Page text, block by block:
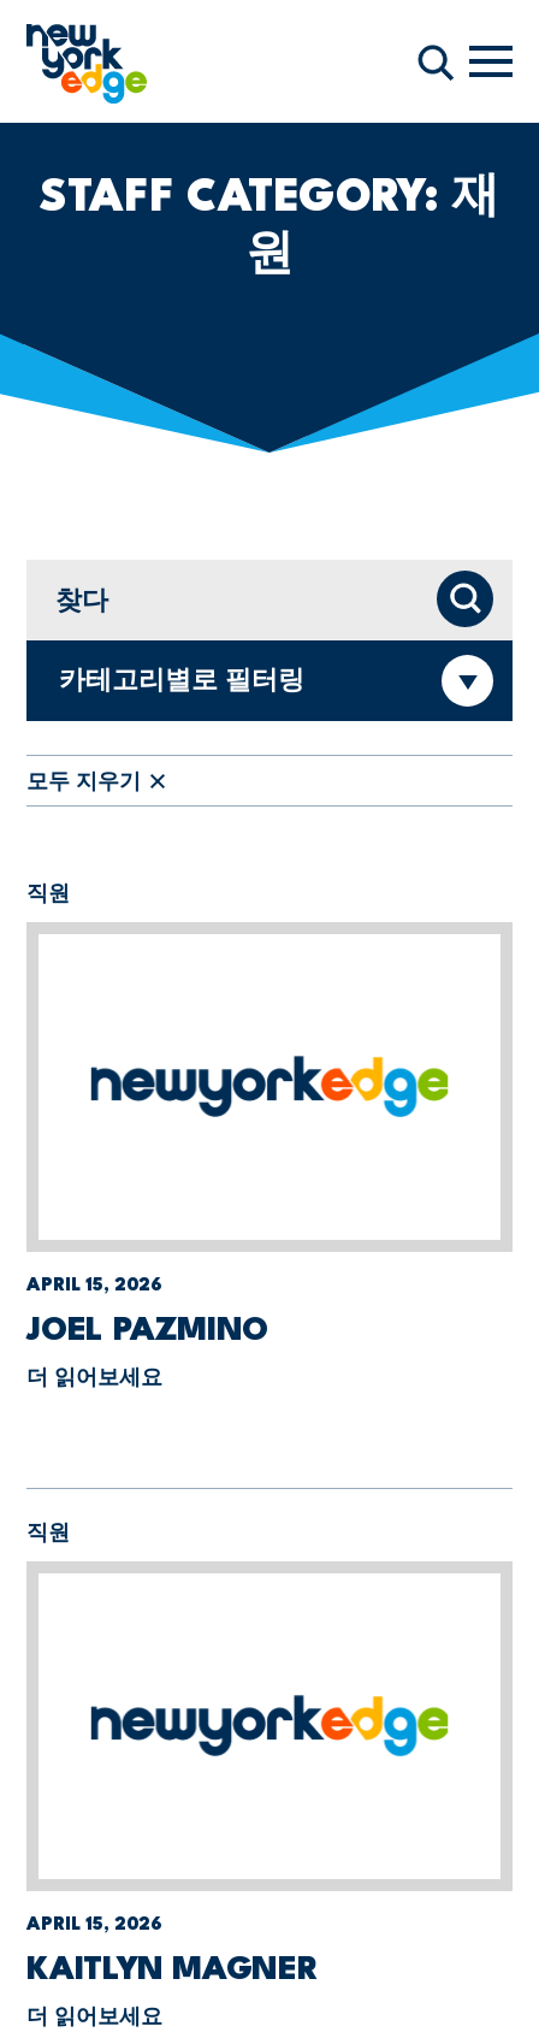
찾다
항해
STAFF CATEGORY:재
원
카테고리별로 필터링
찾다 찾다
모두 지우기
직원
APRIL 15, 2026
JOEL PAZMINO
더 읽어보세요
직원
APRIL 15, 2026
KAITLYN MAGNER
더 읽어보세요